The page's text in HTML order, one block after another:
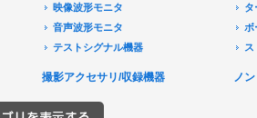
映像波形モニタ
音声波形モニタ
テストシグナル機器
レコーダ/プレーヤ
タ
ボ
ス
撮影アクセサリ/収録機器 ノ